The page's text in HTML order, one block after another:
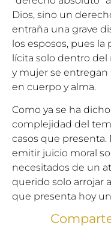
Dios, sino un
entraña una grave
los esposos, pues
lícita solo dentro
y mujer se
en cuerpo y alma.
Como ya se ha
complejidad del
casos que presenta.
emitir juicio moral
necesitados de un
querido solo arrojar
que presenta hoy